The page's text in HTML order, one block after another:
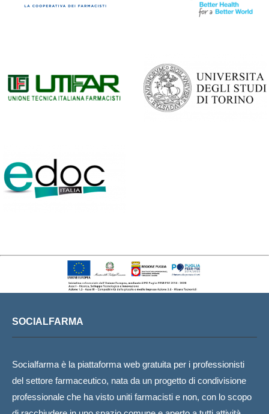
SOCIALFARMA
Socialfarma è la piattaforma web gratuita per i professionisti
del settore farmaceutico, nata da un progetto di condivisione
professionale che ha visto uniti farmacisti e non, con lo scopo